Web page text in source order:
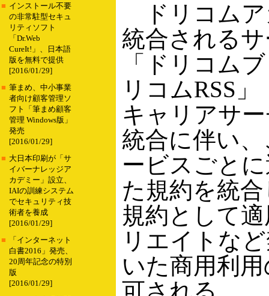
■ インストール不要
の非常駐型セキュ
リティソフト
「Dr.Web
CureIt!」、日本語
版を無料で提供
[2016/01/29]
■ 筆まめ、中小事業
者向け顧客管理ソ
フト「筆まめ顧客
管理 Windows版」
発売
[2016/01/29]
■ 大日本印刷が「サ
イバーナレッジア
カデミー」設立、
IAIの訓練システム
でセキュリティ技
術者を養成
[2016/01/29]
■
「インターネット
白書2016」発売、
20周年記念の特別
版
[2016/01/29]
ドリコムア
統合される
「ドリコム
リコムRSS
キャリアサ
統合に伴い
ービスごと
た規約を統
規約として
リエイトな
いた商用利